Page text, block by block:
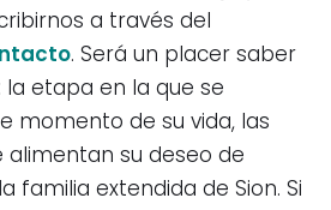
a través del
. Será un placer saber
la etapa en la que se
momento de su vida, las
alimentan su deseo de
familia extendida de Sion. Si